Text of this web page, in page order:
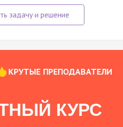
КРУТЫЕ ПРЕПОДАВАТЕЛИ
КУРС